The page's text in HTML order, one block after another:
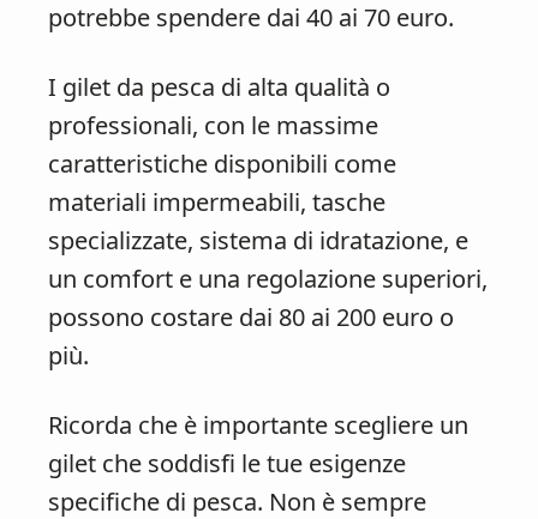
potrebbe spendere dai 40 ai 70 euro.
I gilet da pesca di alta qualità o
professionali, con le massime
caratteristiche disponibili come
materiali impermeabili, tasche
specializzate, sistema di idratazione, e
un comfort e una regolazione superiori,
possono costare dai 80 ai 200 euro o
più.
Ricorda che è importante scegliere un
gilet che soddisfi le tue esigenze
specifiche di pesca. Non è sempre